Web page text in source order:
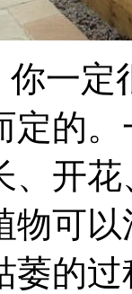
一定
定的
、开
物可
萎的